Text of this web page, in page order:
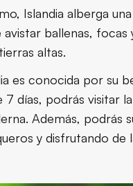
Islandia alberga
ballenas,
altas.
es conocida por su
días, podrás visitar
Además, podrás
y disfrutando